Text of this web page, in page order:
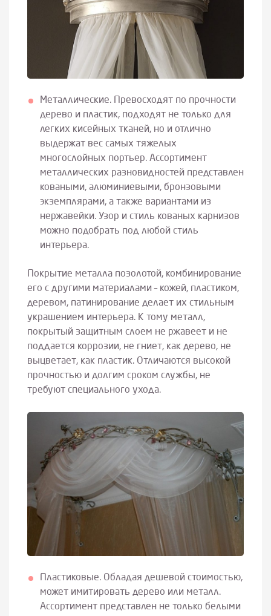
Металлические. Превосходят по прочности
дерево и пластик, подходят не только для
легких кисейных тканей, но и отлично
выдержат вес самых тяжелых
многослойных портьер. Ассортимент
металлических разновидностей представлен
коваными, алюминиевыми, бронзовыми
экземплярами, а также вариантами из
нержавейки. Узор и стиль кованых карнизов
можно подобрать под любой стиль
интерьера.
Покрытие металла позолотой, комбинирование
его с другими материалами – кожей, пластиком,
деревом, патинирование делает их стильным
украшением интерьера. К тому металл,
покрытый защитным слоем не ржавеет и не
поддается коррозии, не гниет, как дерево, не
выцветает, как пластик. Отличаются высокой
прочностью и долгим сроком службы, не
требуют специального ухода.
Пластиковые. Обладая дешевой стоимостью,
может имитировать дерево или металл.
Ассортимент представлен не только белыми